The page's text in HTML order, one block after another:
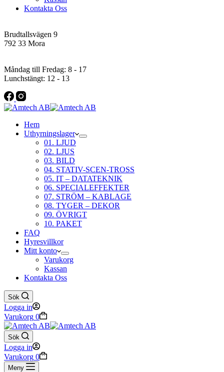
Kontakta Oss
Brudtallsvägen 9
792 33 Mora
Måndag till Fredag: 8 - 17
Lunchstängt: 12 - 13
Hem
Uthyrningslager
01. LJUD
02. LJUS
03. BILD
04. STATIV-SCEN-TROSS
05. IT – DATATEKNIK
06. SPECIALEFFEKTER
07. STRÖM – KABLAGE
08. TYGER – DEKOR
09. ÖVRIGT
10. PAKET
FAQ
Hyresvillkor
Mitt konto
Varukorg
Kassan
Kontakta Oss
Sök
Logga in
Varukorg 0
Sök
Logga in
Varukorg 0
Meny